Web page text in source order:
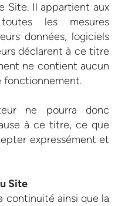
Site. Il appartient aux
les mesures
données, logiciels
déclarent à ce titre
ne contient aucun
fonctionnement.
ne pourra donc
à ce titre, ce que
expressément et
Site
continuité ainsi que la